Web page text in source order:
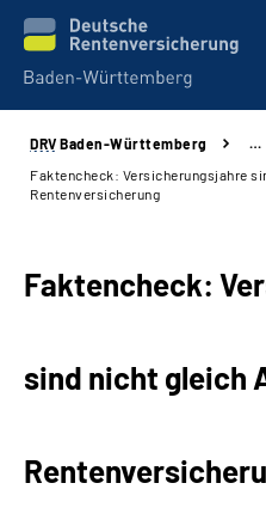
Beratung und Kontakt
Online-Services
Über uns
DRV Baden-Württemberg
…
Faktencheck: Versicherungsjahre
Rentenversicherung
Faktencheck:
sind nicht gleich